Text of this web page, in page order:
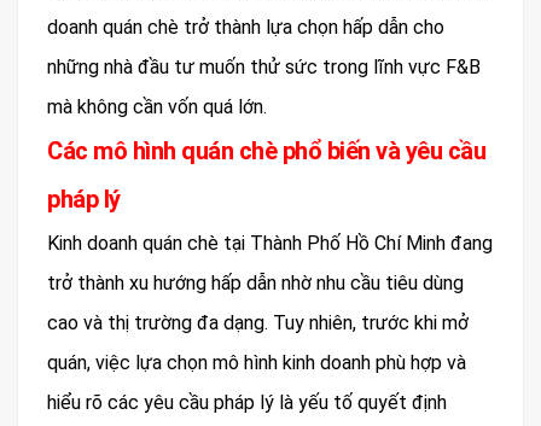
doanh quán chè trở thành lựa chọn hấp dẫn cho
những nhà đầu tư muốn thử sức trong lĩnh vực F&B
mà không cần vốn quá lớn.
Các mô hình quán chè phổ biến và yêu cầu
pháp lý
Kinh doanh quán chè tại Thành Phố Hồ Chí Minh đang
trở thành xu hướng hấp dẫn nhờ nhu cầu tiêu dùng
cao và thị trường đa dạng. Tuy nhiên, trước khi mở
quán, việc lựa chọn mô hình kinh doanh phù hợp và
hiểu rõ các yêu cầu pháp lý là yếu tố quyết định